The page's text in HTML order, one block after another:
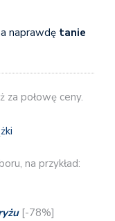
naprawdę tanie
połowę ceny.
na przykład:
[-78%]